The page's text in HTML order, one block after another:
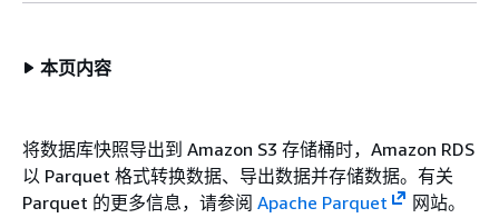
本页内容
将数据库快照导出到 Amazon S3 存储桶时，Amazon RDS
以 Parquet 格式转换数据、导出数据并存储数据。有关
Parquet 的更多信息，请参阅 Apache Parquet
网站。